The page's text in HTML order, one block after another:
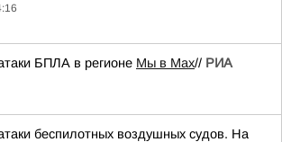
БПЛА в регионе Мы в Мах// РИА
беспилотных воздушных судов. На